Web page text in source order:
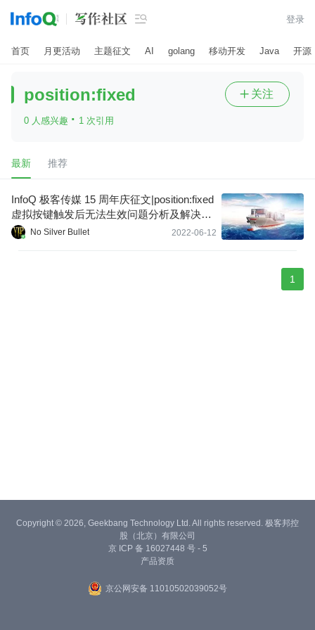
 登录
首页 月更活动 主题征文 AI golang 移动开发 Java 开源
position:fixed
0 人感兴趣 · 1 次引用
 关注
最新 推荐
InfoQ 极客传媒 15 周年庆征文|position:fixed
虚拟按键触发后无法生效问题分析及解决方
案探究No Silver Bullet 2022-06-12
1
Copyright © 2026, Geekbang Technology Ltd. All rights reserved. 极客邦控
股（北京）有限公司
京 ICP 备 16027448 号 - 5
产品资质
京公网安备 11010502039052号